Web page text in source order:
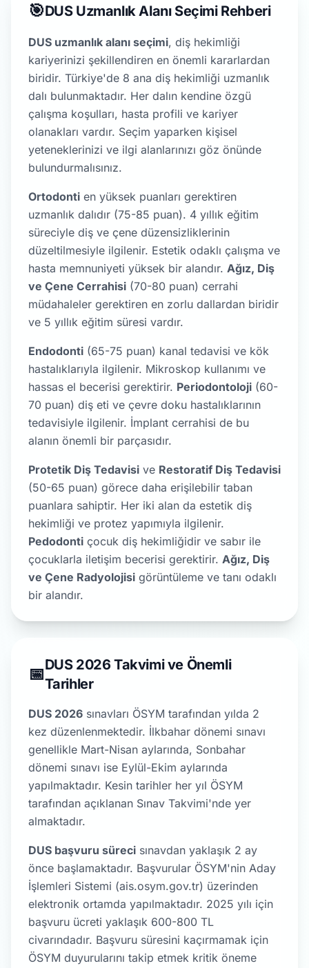
🎯DUS Uzmanlık Alanı Seçimi Rehberi
DUS uzmanlık alanı seçimi, diş hekimliği
kariyerinizi şekillendiren en önemli kararlardan
biridir. Türkiye'de 8 ana diş hekimliği uzmanlık
dalı bulunmaktadır. Her dalın kendine özgü
çalışma koşulları, hasta profili ve kariyer
olanakları vardır. Seçim yaparken kişisel
yeteneklerinizi ve ilgi alanlarınızı göz önünde
bulundurmalısınız.
Ortodonti en yüksek puanları gerektiren
uzmanlık dalıdır (75-85 puan). 4 yıllık eğitim
süreciyle diş ve çene düzensizliklerinin
düzeltilmesiyle ilgilenir. Estetik odaklı çalışma ve
hasta memnuniyeti yüksek bir alandır. Ağız, Diş
ve Çene Cerrahisi (70-80 puan) cerrahi
müdahaleler gerektiren en zorlu dallardan biridir
ve 5 yıllık eğitim süresi vardır.
Endodonti (65-75 puan) kanal tedavisi ve kök
hastalıklarıyla ilgilenir. Mikroskop kullanımı ve
hassas el becerisi gerektirir. Periodontoloji (60-
70 puan) diş eti ve çevre doku hastalıklarının
tedavisiyle ilgilenir. İmplant cerrahisi de bu
alanın önemli bir parçasıdır.
Protetik Diş Tedavisi ve Restoratif Diş Tedavisi
(50-65 puan) görece daha erişilebilir taban
puanlara sahiptir. Her iki alan da estetik diş
hekimliği ve protez yapımıyla ilgilenir.
Pedodonti çocuk diş hekimliğidir ve sabır ile
çocuklarla iletişim becerisi gerektirir. Ağız, Diş
ve Çene Radyolojisi görüntüleme ve tanı odaklı
bir alandır.
📅DUS 2026 Takvimi ve Önemli
Tarihler
DUS 2026 sınavları ÖSYM tarafından yılda 2
kez düzenlenmektedir. İlkbahar dönemi sınavı
genellikle Mart-Nisan aylarında, Sonbahar
dönemi sınavı ise Eylül-Ekim aylarında
yapılmaktadır. Kesin tarihler her yıl ÖSYM
tarafından açıklanan Sınav Takvimi'nde yer
almaktadır.
DUS başvuru süreci sınavdan yaklaşık 2 ay
önce başlamaktadır. Başvurular ÖSYM'nin Aday
İşlemleri Sistemi (ais.osym.gov.tr) üzerinden
elektronik ortamda yapılmaktadır. 2025 yılı için
başvuru ücreti yaklaşık 600-800 TL
civarındadır. Başvuru süresini kaçırmamak için
ÖSYM duyurularını takip etmek kritik öneme